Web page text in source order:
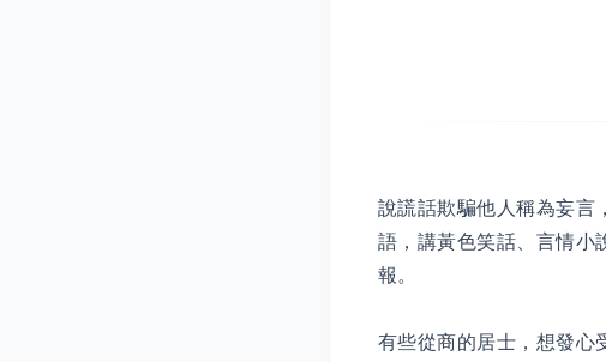
說謊話欺騙他人稱為妄言
語，講黃色笑話、言情小
報。
有些從商的居士，想發心